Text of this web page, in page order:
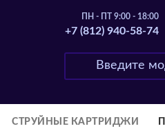
ПН - ПТ 9:00 - 18:00
+7 (812) 940-58-74
СТРУЙНЫЕ КАРТРИДЖИ